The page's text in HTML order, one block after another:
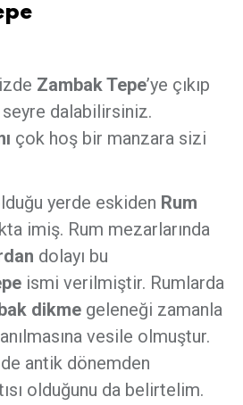
Zambak Tepe’ye çıkıp
seyre dalabilirsiniz.
çok hoş bir manzara sizi
yerde eskiden Rum
imiş. Rum mezarlarında
dolayı bu
ismi verilmiştir. Rumlarda
dikme geleneği zamanla
vesile olmuştur.
antik dönemden
olduğunu da belirtelim.